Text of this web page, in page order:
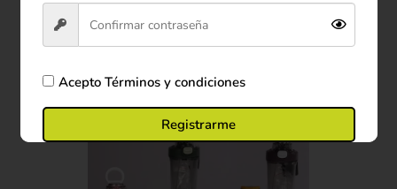
Ver producto
Oferta
AceptoTérminos y condiciones
Registrarme